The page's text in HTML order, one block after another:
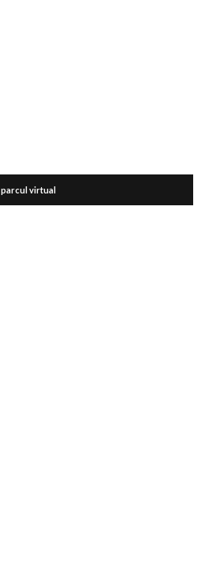
parcul virtual